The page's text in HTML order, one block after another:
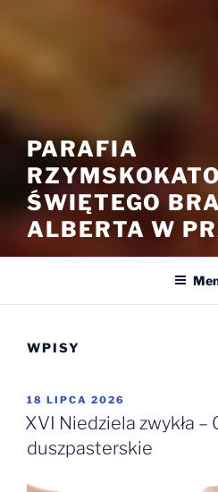
PARAFIA
ŚWIĘTEGO
ALBERTA W
WPISY
OPUBLIKOWANE
W
18 LIPCA 2026
XVI Niedziela zwykła –
duszpasterskie